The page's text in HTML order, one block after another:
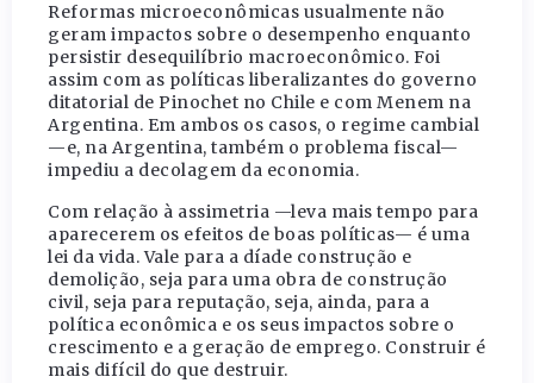
Reformas microeconômicas usualmente não
geram impactos sobre o desempenho enquanto
persistir desequilíbrio macroeconômico. Foi
assim com as políticas liberalizantes do governo
ditatorial de Pinochet no Chile e com Menem na
Argentina. Em ambos os casos, o regime cambial
—e, na Argentina, também o problema fiscal—
impediu a decolagem da economia.
Com relação à assimetria —leva mais tempo para
aparecerem os efeitos de boas políticas— é uma
lei da vida. Vale para a díade construção e
demolição, seja para uma obra de construção
civil, seja para reputação, seja, ainda, para a
política econômica e os seus impactos sobre o
crescimento e a geração de emprego. Construir é
mais difícil do que destruir.